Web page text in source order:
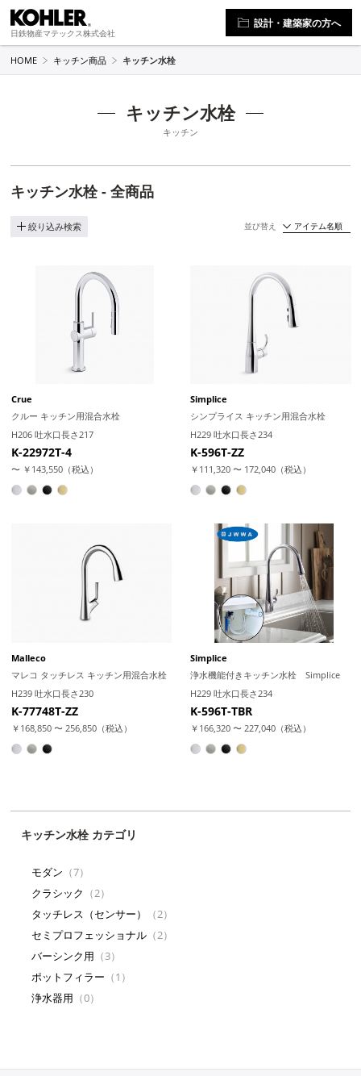
日鉄物産マテックス株式会社
設計・建築家の方へ
HOME キッチン商品 キッチン水栓
キッチン水栓
キッチン
キッチン水栓 - 全商品
絞り込み検索 並び替え
Crue
クルー キッチン用混合水栓
H206 吐水口長さ217
K-22972T-4
〜 ￥143,550（税込）
Simplice
シンプライス キッチン用混合水栓
H229 吐水口長さ234
K-596T-ZZ
￥111,320 〜 172,040（税込）
Malleco
マレコ タッチレス キッチン用混合水栓
H239 吐水口長さ230
K-77748T-ZZ
￥168,850 〜 256,850（税込）
Simplice
浄水機能付きキッチン水栓 Simplice
H229 吐水口長さ234
K-596T-TBR
￥166,320 〜 227,040（税込）
キッチン水栓 カテゴリ
モダン （7）
クラシック （2）
タッチレス（センサー）
（2）
セミプロフェッショナル （2）
バーシンク用 （3）
ポットフィラー （1）
浄水器用 （0）